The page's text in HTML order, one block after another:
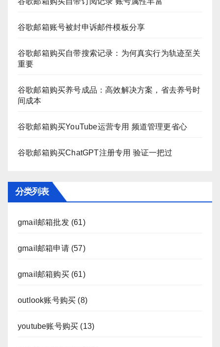
谷歌邮箱账号被封申诉邮件模板分享
谷歌邮箱购买自带搜索记录：为何真实行为轨迹至关
重要
谷歌邮箱购买养号成品：高效解决方案，省去养号时
间成本
谷歌邮箱购买YouTube运营专用 频道管理更省心
谷歌邮箱购买ChatGPT注册专用 验证一把过
分类列表
gmail邮箱批发(61)
gmail邮箱申请(57)
gmail邮箱购买(61)
outlook账号购买 (8)
youtube账号购买 (13)